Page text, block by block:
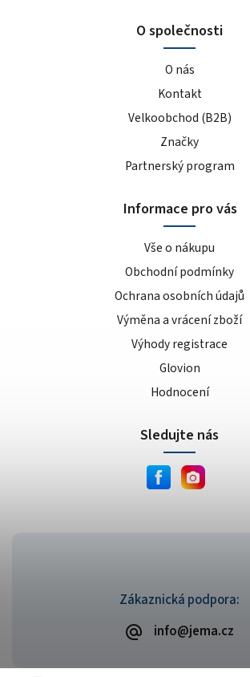
Zákaznická podpora:
info@jema.cz
O společnosti
O nás
Kontakt
Velkoobchod (B2B)
Značky
Partnerský program
Informace pro vás
Vše o nákupu
Obchodní podmínky
Ochrana osobních údajů
Výměna a vrácení zboží
Výhody registrace
Glovion
Hodnocení
Sledujte nás